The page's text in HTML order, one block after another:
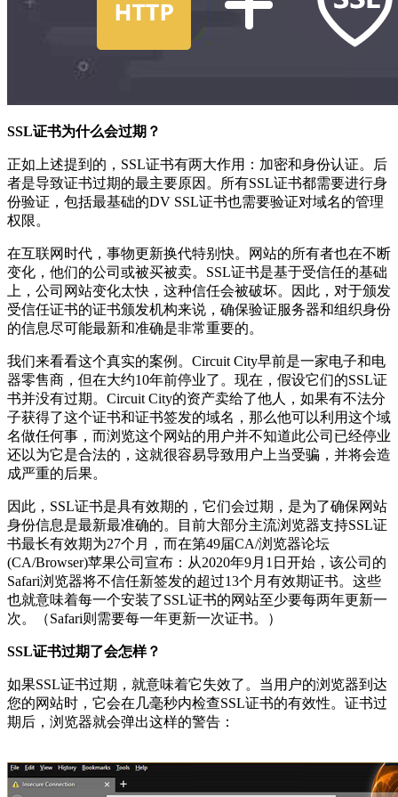
SSL证书为什么会过期？
正如上述提到的，SSL证书有两大作用：加密和身份认证。后
者是导致证书过期的最主要原因。所有SSL证书都需要进行身
份验证，包括最基础的DV SSL证书也需要验证对域名的管理
权限。
在互联网时代，事物更新换代特别快。网站的所有者也在不断
变化，他们的公司或被买被卖。SSL证书是基于受信任的基础
上，公司网站变化太快，这种信任会被破坏。因此，对于颁发
受信任证书的证书颁发机构来说，确保验证服务器和组织身份
的信息尽可能最新和准确是非常重要的。
我们来看看这个真实的案例。Circuit City早前是一家电子和电
器零售商，但在大约10年前停业了。现在，假设它们的SSL证
书并没有过期。Circuit City的资产卖给了他人，如果有不法分
子获得了这个证书和证书签发的域名，那么他可以利用这个域
名做任何事，而浏览这个网站的用户并不知道此公司已经停业
还以为它是合法的，这就很容易导致用户上当受骗，并将会造
成严重的后果。
因此，SSL证书是具有效期的，它们会过期，是为了确保网站
身份信息是最新最准确的。目前大部分主流浏览器支持SSL证
书最长有效期为27个月，而在第49届CA/浏览器论坛
(CA/Browser)苹果公司宣布：从2020年9月1日开始，该公司的
Safari浏览器将不信任新签发的超过13个月有效期证书。这些
也就意味着每一个安装了SSL证书的网站至少要每两年更新一
次。（Safari则需要每一年更新一次证书。）
SSL证书过期了会怎样？
如果SSL证书过期，就意味着它失效了。当用户的浏览器到达
您的网站时，它会在几毫秒内检查SSL证书的有效性。证书过
期后，浏览器就会弹出这样的警告：